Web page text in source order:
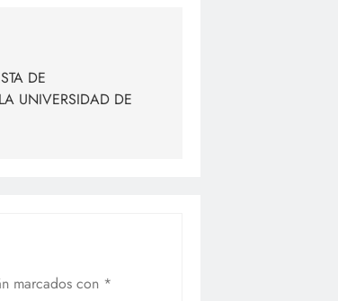
DE
UNIVERSIDAD DE
marcados con *